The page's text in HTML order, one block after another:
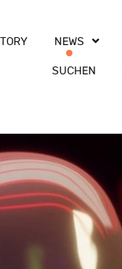
NEWS
SUCHEN